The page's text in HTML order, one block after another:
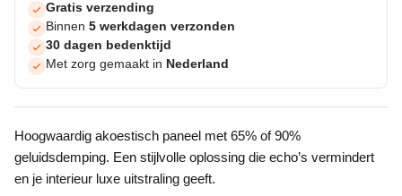
Gratis verzending
Binnen 5 werkdagen verzonden
30 dagen bedenktijd
Met zorg gemaakt in Nederland
Hoogwaardig akoestisch paneel met 65% of 90%
geluidsdemping. Een stijlvolle oplossing die echo’s vermindert
en je interieur luxe uitstraling geeft.